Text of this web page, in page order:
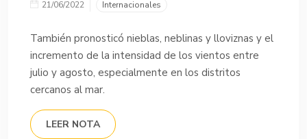
21/06/2022 Internacionales
También pronosticó nieblas, neblinas y lloviznas y el
incremento de la intensidad de los vientos entre
julio y agosto, especialmente en los distritos
cercanos al mar.
LEER NOTA